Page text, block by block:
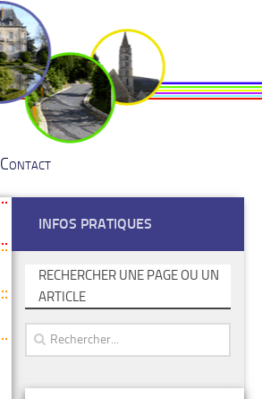
Contact
INFOS PRATIQUES
RECHERCHER UNE PAGE OU UN
ARTICLE